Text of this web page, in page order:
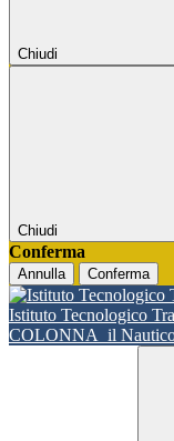
Chiudi
Chiudi
Conferma
Annulla Conferma
Istituto Tecnologico
COLONNA il